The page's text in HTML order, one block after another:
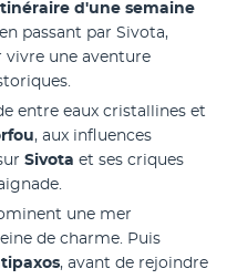
d'une semaine
passant par Sivota,
vivre une aventure
entre eaux cristallines et
, aux influences
Sivota et ses criques
une mer
de charme. Puis